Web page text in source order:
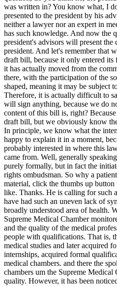
was written in? You know what, I
presented to the president by his
neither a lawyer nor an expert in
has such knowledge. And now the
president's advisors will present
president. And let's remember that
draft bill, because it only entered
it has actually moved from the
there, with the participation of the
shaped, meaning it may be subject
Therefore, it is actually difficult to
will sign anything, because we do
content of this bill is, right?
draft bill, but we obviously know
In principle, we know what the
happy to explain it in a moment,
probably interested in where this
came from. Well, generally
purely formally, but in fact the
rights ombudsman. So why a
material, click the thumbs up button
like. Thanks. He is calling for such
have had such an uneven lack of
broadly understood area of ​​health.
Supreme Medical Chamber
and the quality of the medical
people with qualifications. That is,
medical studies and later acquired
internships, acquired formal
medical chambers. and there the
chambers um the Supreme Medical
quality. However, it has been